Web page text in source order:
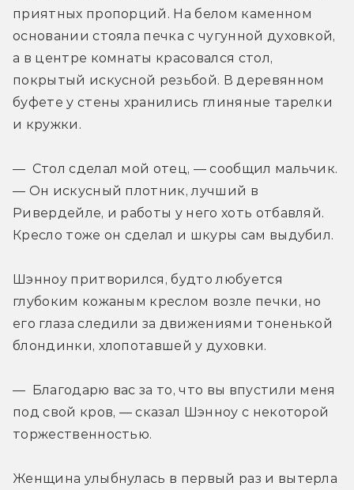
приятных пропорций. На белом каменном
основании стояла печка с чугунной духовкой,
а в центре комнаты красовался стол,
покрытый искусной резьбой. В деревянном
буфете у стены хранились глиняные тарелки
и кружки.
— Стол сделал мой отец, — сообщил мальчик.
— Он искусный плотник, лучший в
Ривердейле, и работы у него хоть отбавляй.
Кресло тоже он сделал и шкуры сам выдубил.
Шэнноу притворился, будто любуется
глубоким кожаным креслом возле печки, но
его глаза следили за движениями тоненькой
блондинки, хлопотавшей у духовки.
— Благодарю вас за то, что вы впустили меня
под свой кров, — сказал Шэнноу с некоторой
торжественностью.
Женщина улыбнулась в первый раз и вытерла